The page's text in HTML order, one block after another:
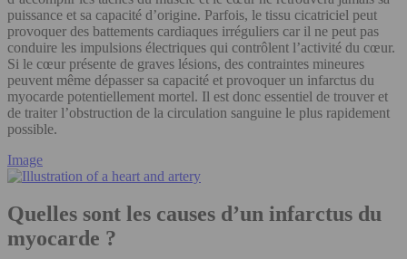
puissance et sa capacité d’origine. Parfois, le tissu cicatriciel peut
provoquer des battements cardiaques irréguliers car il ne peut pas
conduire les impulsions électriques qui contrôlent l’activité du cœur.
Si le cœur présente de graves lésions, des contraintes mineures
peuvent même dépasser sa capacité et provoquer un infarctus du
myocarde potentiellement mortel. Il est donc essentiel de trouver et
de traiter l’obstruction de la circulation sanguine le plus rapidement
possible.
Image
Quelles sont les causes d’un infarctus du
myocarde ?